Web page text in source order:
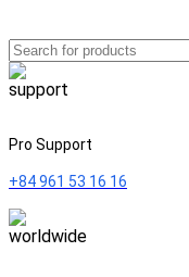
Pro Support
+84 961 53 16 16